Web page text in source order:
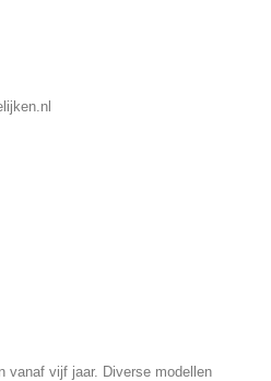
vanaf vijf jaar. Diverse modellen